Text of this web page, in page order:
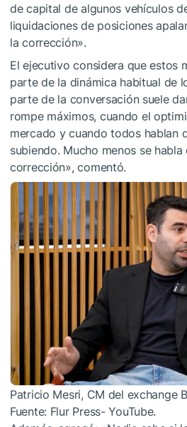
de capital de algunos vehículos
liquidaciones de posiciones
la corrección».
El ejecutivo considera que estos
parte de la dinámica habitual de
parte de la conversación suele
rompe máximos, cuando el
mercado y cuando todos hablan
subiendo. Mucho menos se
corrección», comentó.
Patricio Mesri, CM del exchange
Fuente: Flur Press- YouTube.